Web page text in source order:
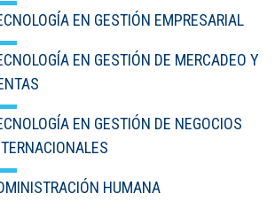
EN GESTIÓN EMPRESARIAL
EN GESTIÓN DE MERCADEO Y
EN GESTIÓN DE NEGOCIOS
HUMANA
Docentes
Campus virtual
Puntos de pago